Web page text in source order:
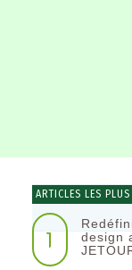
ARTICLES LES
1
design